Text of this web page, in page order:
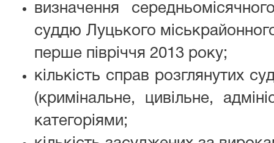
визначення
суддю Луцького
перше півріччя 2013 року;
кількість справ розглянутих
(кримінальне, цивільне,
категоріями;